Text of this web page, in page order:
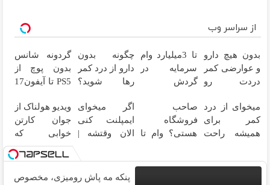
از سراسر وب
بدون هیچ دارو
و عوارضی کمر
دردت رو
(پرسش‌نامه)
تا 3میلیارد وام
سرمایه در
گردش
فروشگاهت رو
ثبت کن
چگونه بدون
دارو از درد کمر
رها شوید؟
رو پرکن)
گردونه شانس
بدون پوچ از
PS5 تا آیفون17
میخوای از درد
کمر برای
همیشه راحت
پرسش‌نامه رو
صاحب
فروشگاه
هستی؟ وام تا
بگیر
اگر میخوای
ایمپلنت کنی
الان وقتشه |
میلیون
تومان!!!
ویدیو هولناک از
جوان کارتن
خوابی که
میلیاردر شد.
آموزش رایگان
پنکه مه پاش رومیزی، مخصوص